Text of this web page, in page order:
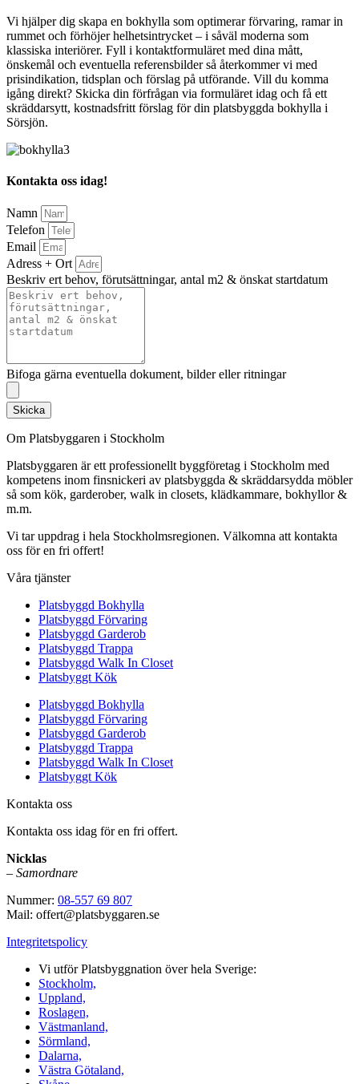
Vi hjälper dig skapa en bokhylla som optimerar förvaring, ramar in
rummet och förhöjer helhetsintrycket – i såväl moderna som
klassiska interiörer. Fyll i kontaktformuläret med dina mått,
önskemål och eventuella referensbilder så återkommer vi med
prisindikation, tidsplan och förslag på utförande. Vill du komma
igång direkt? Skicka din förfrågan via formuläret idag och få ett
skräddarsytt, kostnadsfritt förslag för din platsbyggda bokhylla i
Sörsjön.
Kontakta oss idag!
Namn
Telefon
Email
Adress + Ort
Beskriv ert behov, förutsättningar, antal m2 & önskat startdatum
Bifoga gärna eventuella dokument, bilder eller ritningar
Skicka
Om Platsbyggaren i Stockholm
Platsbyggaren är ett professionellt byggföretag i Stockholm med
kompetens inom finsnickeri av platsbyggda & skräddarsydda möbler
så som kök, garderober, walk in closets, klädkammare, bokhyllor &
m.m.
Vi tar uppdrag i hela Stockholmsregionen. Välkomna att kontakta
oss för en fri offert!
Våra tjänster
Platsbyggd Bokhylla
Platsbyggd Förvaring
Platsbyggd Garderob
Platsbyggd Trappa
Platsbyggd Walk In Closet
Platsbyggt Kök
Platsbyggd Bokhylla
Platsbyggd Förvaring
Platsbyggd Garderob
Platsbyggd Trappa
Platsbyggd Walk In Closet
Platsbyggt Kök
Kontakta oss
Kontakta oss idag för en fri offert.
Nicklas
– Samordnare
Nummer: 08-557 69 807
Mail: offert@platsbyggaren.se
Integritetspolicy
Vi utför Platsbyggnation över hela Sverige:
Stockholm,
Uppland,
Roslagen,
Västmanland,
Sörmland,
Dalarna,
Västra Götaland,